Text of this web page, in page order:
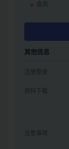
会员
其他信息
注册登录
资料下载
注意事项